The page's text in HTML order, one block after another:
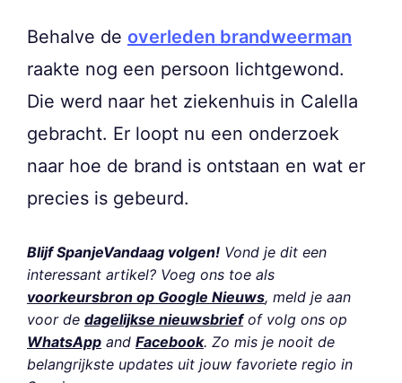
Behalve de overleden brandweerman
raakte nog een persoon lichtgewond.
Die werd naar het ziekenhuis in Calella
gebracht. Er loopt nu een onderzoek
naar hoe de brand is ontstaan en wat er
precies is gebeurd.
Blijf SpanjeVandaag volgen! Vond je dit een
interessant artikel? Voeg ons toe als
voorkeursbron op Google Nieuws, meld je aan
voor de dagelijkse nieuwsbriefof volg ons op
WhatsApp and Facebook. Zo mis je nooit de
belangrijkste updates uit jouw favoriete regio in